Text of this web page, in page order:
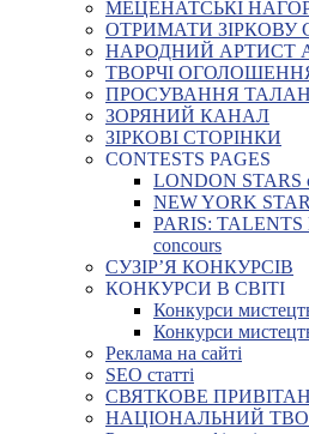
МЕЦЕНАТСЬКІ
ОТРИМАТИ ЗІРКОВУ
НАРОДНИЙ АРТИСТ
ТВОРЧІ
ПРОСУВАННЯ
ЗОРЯНИЙ КАНАЛ
ЗІРКОВІ СТОРІНКИ
CONTESTS PAGES
LONDON STARS
NEW YORK
PARIS: TALENTS
concours
СУЗІР’Я КОНКУРСІВ
КОНКУРСИ В СВІТІ
Конкурси
Конкурси
Реклама на сайті
SEO статті
СВЯТКОВЕ
НАЦІОНАЛЬНИЙ